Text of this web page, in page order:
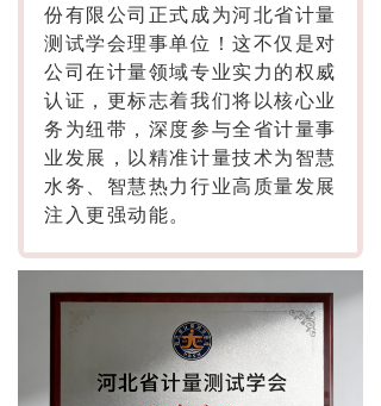
份有限公司正式成为河北省计量
测试学会理事单位！这不仅是对
公司在计量领域专业实力的权威
认证，更标志着我们将以核心业
务为纽带，深度参与全省计量事
业发展，以精准计量技术为智慧
水务、智慧热力行业高质量发展
注入更强动能。